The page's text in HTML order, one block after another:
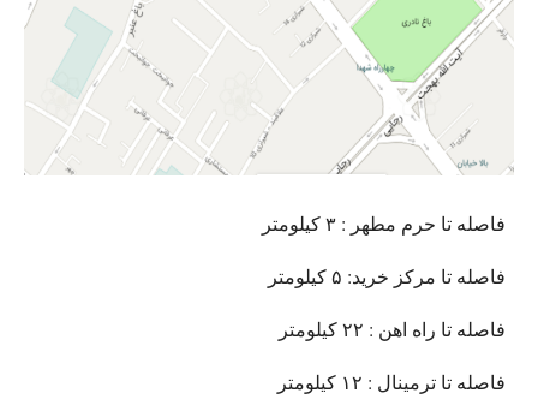
فاصله تا حرم مطهر : ۳ کیلومتر
فاصله تا مرکز خرید: ۵ کیلومتر
فاصله تا راه اهن : ۲۲ کیلومتر
فاصله تا ترمینال : ۱۲ کیلومتر